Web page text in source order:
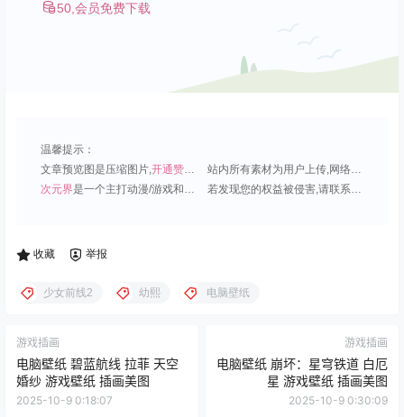
50,会员免费下载
温馨提示：
文章预览图是压缩图片,开通赞助会员 可免费下载超清原图;
站内所有素材为用户上传,网络分享或原创,请勿用于商业用途;
次元界是一个主打动漫/游戏和虚拟偶像角色的插画壁纸平台; 若发现您的权益被侵害,请联系QQ1815919191,我们尽快处理.
收藏 举报
少女前线2 幼熙 电脑壁纸
游戏插画
电脑壁纸 碧蓝航线 拉菲 天空
婚纱 游戏壁纸 插画美图
2025-10-9 0:18:07
游戏插画
电脑壁纸 崩坏：星穹铁道 白厄
星 游戏壁纸 插画美图
2025-10-9 0:30:09